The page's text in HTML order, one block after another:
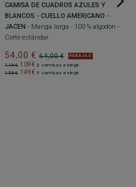
CAMISA DE CUADROS AZULES Y
BLANCOS - CUELLO AMERICANO -
JACEN - Manga larga - 100 % algodón -
Corte estándar
64,00 €
54,00 € REBAJAS
119€ 109€ 3 camisas a elegir
159€ 149€ 5 camisas a elegir